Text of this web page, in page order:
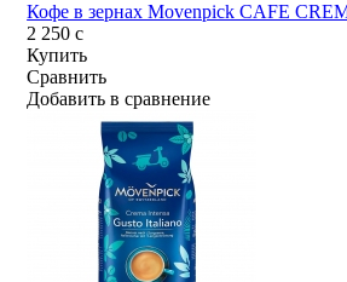
Кофе в зернах Movenpick CAFE
2 250c
Купить
Сравнить
Добавить в сравнение